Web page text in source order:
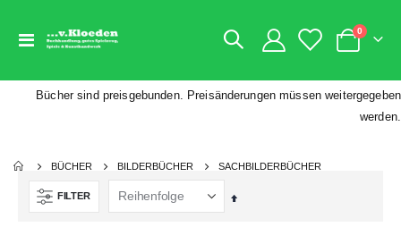
Navigation
Warenkorb
0 Artikel
Bücher sind preisgebunden. Preisänderungen müssen weitergegeben
werden.
BÜCHER BILDERBÜCHER SACHBILDERBÜCHER
FILTER
Absteigend